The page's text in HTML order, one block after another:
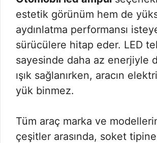
estetik görünüm hem de
aydınlatma performansı
sürücülere hitap eder. LED
sayesinde daha az enerjiyle
ışık sağlanırken, aracın
yük binmez.
Tüm araç marka ve
çeşitler arasında, soket